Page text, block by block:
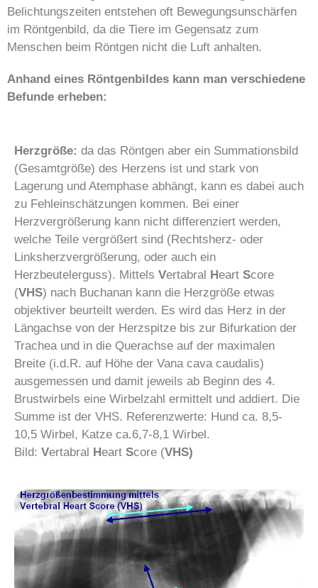
Belichtungszeiten entstehen oft Bewegungsunschärfen
im Röntgenbild, da die Tiere im Gegensatz zum
Menschen beim Röntgen nicht die Luft anhalten.
Anhand eines Röntgenbildes kann man verschiedene
Befunde erheben:
Herzgröße: da das Röntgen aber ein Summationsbild
(Gesamtgröße) des Herzens ist und stark von
Lagerung und Atemphase abhängt, kann es dabei auch
zu Fehleinschätzungen kommen. Bei einer
Herzvergrößerung kann nicht differenziert werden,
welche Teile vergrößert sind (Rechtsherz- oder
Linksherzvergrößerung, oder auch ein
Herzbeutelerguss). Mittels Vertabral Heart Score
(VHS) nach Buchanan kann die Herzgröße etwas
objektiver beurteilt werden. Es wird das Herz in der
Längachse von der Herzspitze bis zur Bifurkation der
Trachea und in die Querachse auf der maximalen
Breite (i.d.R. auf Höhe der Vana cava caudalis)
ausgemessen und damit jeweils ab Beginn des 4.
Brustwirbels eine Wirbelzahl ermittelt und addiert. Die
Summe ist der VHS. Referenzwerte: Hund ca. 8,5-
10,5 Wirbel, Katze ca.6,7-8,1 Wirbel.
Bild: Vertabral Heart Score (VHS)